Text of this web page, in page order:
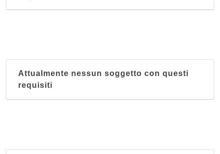
Attualmente nessun soggetto con questi
requisiti